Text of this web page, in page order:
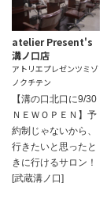
メンズカタログ
atelier Present's
溝ノ口店
アトリエプレゼンツミゾ
ノクチテン
【溝の口北口に9/30
ＮＥＷＯＰＥＮ】予
約制じゃないから、
行きたいと思ったと
きに行けるサロン！
[武蔵溝ノ口]